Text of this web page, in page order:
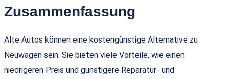
Zusammenfassung
Alte Autos können eine kostengünstige Alternative zu
Neuwagen sein. Sie bieten viele Vorteile, wie einen
niedrigeren Preis und günstigere Reparatur- und